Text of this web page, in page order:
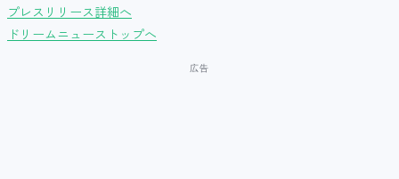
プレスリリース詳細へ
ドリームニューストップへ